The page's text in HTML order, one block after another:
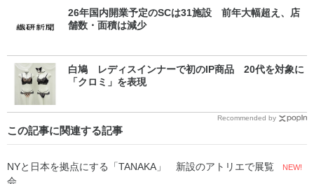
26年国内開業予定のSCは31施設 前年大幅超え、店
舗数・面積は減少
白鳩 レディスインナーで初のIP商品 20代を対象に
「クロミ」を表現
Recommended by
この記事に関連する記事
NYと日本を拠点にする「TANAKA」 新設のアトリエで展覧
会
NEW!